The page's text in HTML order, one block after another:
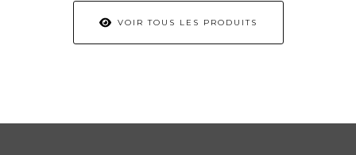
VOIR TOUS LES PRODUITS